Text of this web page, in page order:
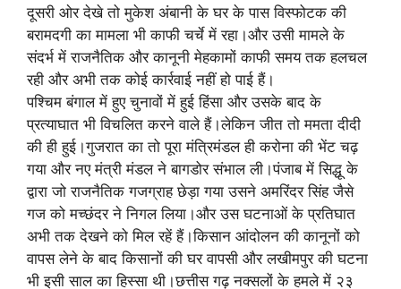
दूसरी ओर देखे तो मुकेश अंबानी के घर के पास विस्फोटक की
बरामदगी का मामला भी काफी चर्चे में रहा।और उसी मामले के
संदर्भ में राजनैतिक और कानूनी मेहकामों काफी समय तक हलचल
रही और अभी तक कोई कार्रवाई नहीं हो पाई हैं।
पश्चिम बंगाल में हुए चुनावों में हुई हिंसा और उसके बाद के
प्रत्याघात भी विचलित करने वाले हैं।लेकिन जीत तो ममता दीदी
की ही हुई।गुजरात का तो पूरा मंत्रिमंडल ही करोना की भेंट चढ़
गया और नए मंत्री मंडल ने बागडोर संभाल ली।पंजाब में सिद्धू के
द्वारा जो राजनैतिक गजग्राह छेड़ा गया उसने अमरिंदर सिंह जैसे
गज को मच्छंदर ने निगल लिया।और उस घटनाओं के प्रतिघात
अभी तक देखने को मिल रहें हैं।किसान आंदोलन की कानूनों को
वापस लेने के बाद किसानों की घर वापसी और लखीमपुर की घटना
भी इसी साल का हिस्सा थी।छत्तीस गढ़ नक्सलों के हमले में २३